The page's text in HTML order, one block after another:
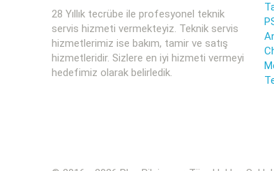
28 Yıllık tecrübe ile profesyonel teknik
servis hizmeti vermekteyiz. Teknik servis
hizmetlerimiz ise bakım, tamir ve satış
hizmetleridir. Sizlere en iyi hizmeti vermeyi
hedefimiz olarak belirledik.